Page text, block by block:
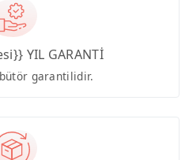
YIL GARANTİ
garantilidir.